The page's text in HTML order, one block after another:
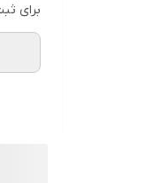
برای